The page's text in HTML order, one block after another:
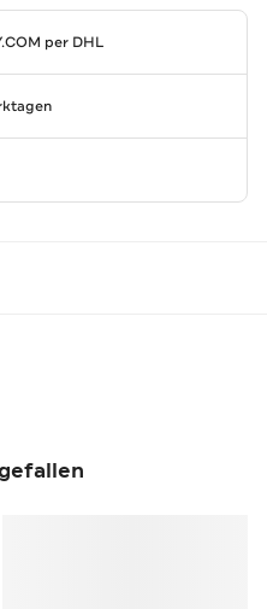
per DHL